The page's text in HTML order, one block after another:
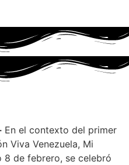
En el contexto del primer
Viva Venezuela, Mi
8 de febrero, se celebró